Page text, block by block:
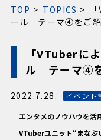
TOP TOPICS
ール テーマ④をご紹
「VTuberに
ル テーマ④
2022.7.28. イベント
エンタメのノウハウを活
VTuberユニット“まなぶ